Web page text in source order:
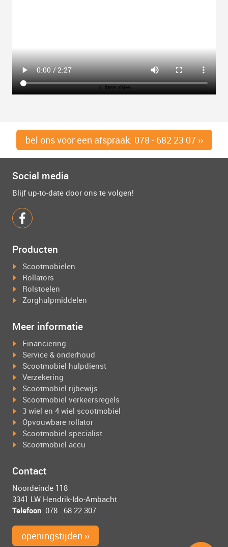
bel ons voor een afspraak: 078 - 682 23 07 ››
Social media
Blijf up-to-date door ons te volgen!
Producten
Scootmobielen
Rollators
Rolstoelen
Zorghulpmiddelen
Meer informatie
Financiering
Service & onderhoud
Scootmobiel hulpdienst
Verzekering
Scootmobiel rijbewijs
Scootmobiel verkeersregels
3 wiel en 4 wiel scootmobiel
Opvouwbare rollator
Scootmobiel specialist
Scootmobiel accu
Contact
Noordeinde 118
3341 LW Hendrik-Ido-Ambacht
Telefoon 078 - 68 22 307
openingstijden ››